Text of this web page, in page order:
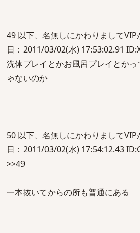
49 以下、名無しにかわりまして
日：2011/03/02(水) 17:53:02.91
洗体プレイとかお風呂プレイとか
ゃないのか
50 以下、名無しにかわりまして
日：2011/03/02(水) 17:54:12.43
>>49
一本抜いてからの所も普通にある